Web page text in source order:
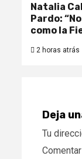
Natalia
Pardo:
como la
2 horas atrás
Deja
Tu